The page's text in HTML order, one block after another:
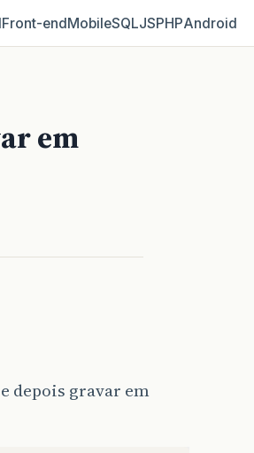
Front‑endMobileSQLJSPHPAndroid
em
depois gravar em